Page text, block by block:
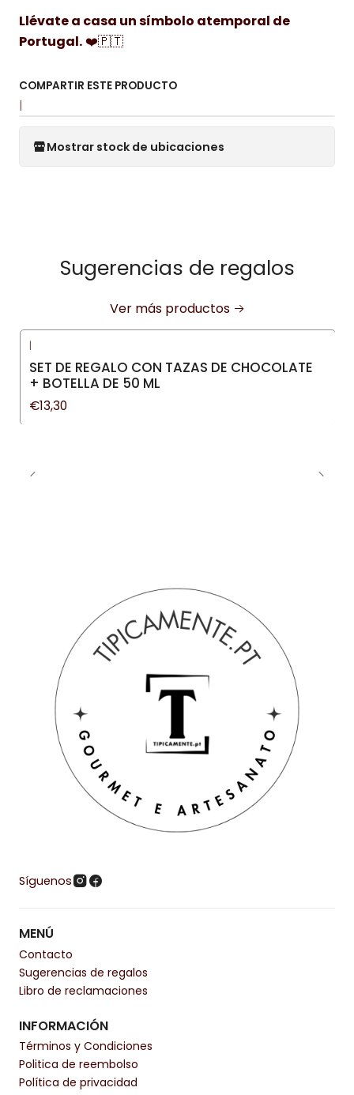
Llévate a casa un símbolo atemporal de
Portugal. ❤️🇵🇹
COMPARTIR ESTE PRODUCTO
|
Mostrar stock de ubicaciones
Sugerencias de regalos
Ver más productos
|
SET DE REGALO CON TAZAS DE CHOCOLATE
+ BOTELLA DE 50 ML
€13,30
Síguenos
MENÚ
Contacto
Sugerencias de regalos
Libro de reclamaciones
INFORMACIÓN
Términos y Condiciones
Politica de reembolso
Política de privacidad